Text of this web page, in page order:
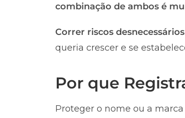
combinação de ambos é
Correr riscos
queria crescer e se
Por que
Proteger o nome ou a